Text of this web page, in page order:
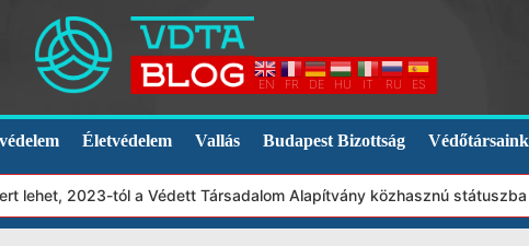
EN FR DE HU IT RU ES
Életvédelem Vallás Budapest Bizottság
2023-tól a Védett Társadalom Alapítvány közhasznú